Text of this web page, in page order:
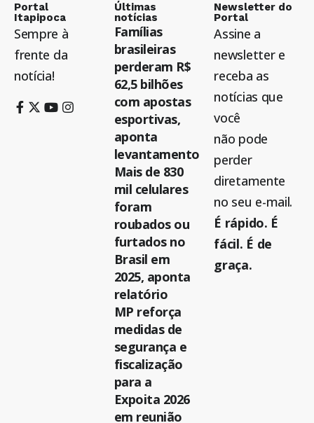
Portal
Itapipoca
Sempre à
frente da
notícia!
Últimas
notícias
Famílias
brasileiras
perderam R$
62,5 bilhões
com apostas
esportivas,
aponta
levantamento
Mais de 830
mil celulares
foram
roubados ou
furtados no
Brasil em
2025, aponta
relatório
MP reforça
medidas de
segurança e
fiscalização
para a
Expoita 2026
em reunião
Newsletter do
Portal
Assine a
newsletter e
receba as
notícias que
você
não pode
perder
diretamente
no seu e-mail.
É rápido. É
fácil. É de
graça.